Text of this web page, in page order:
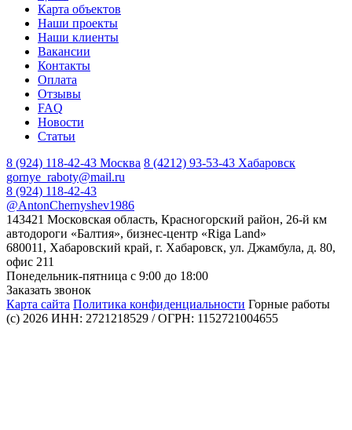
Карта объектов
Наши проекты
Наши клиенты
Вакансии
Контакты
Оплата
Отзывы
FAQ
Новости
Статьи
8 (924) 118-42-43 Москва 8 (4212) 93-53-43 Хабаровск
gornye_raboty@mail.ru
8 (924) 118-42-43
@AntonChernyshev1986
143421 Московская область, Красногорский район, 26-й км
автодороги «Балтия», бизнес-центр «Riga Land»
680011, Хабаровский край, г. Хабаровск, ул. Джамбула, д. 80,
офис 211
Понедельник-пятница с 9:00 до 18:00
Заказать звонок
Карта сайта Политика конфиденциальности Горные работы
(с) 2026 ИНН: 2721218529 / ОГРН: 1152721004655